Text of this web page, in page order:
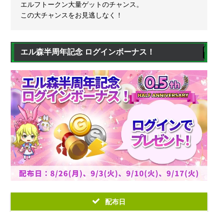
エルフトークン大量ゲットのチャンス。
この大チャンスをお見逃しなく！
エル森半周年記念 ログインボーナス！
配布日